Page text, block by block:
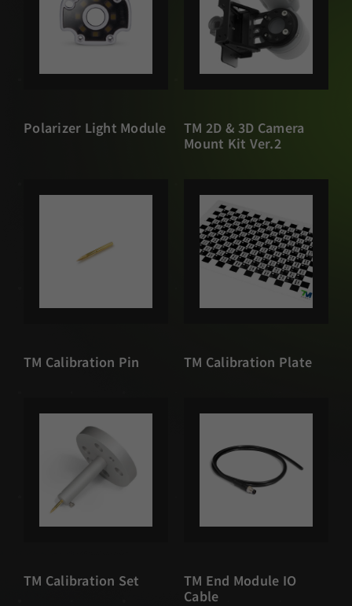
Polarizer Light Module
TM 2D & 3D Camera
Mount Kit Ver.2
TM Calibration Pin TM Calibration Plate
TM Calibration Set
TM End Module IO
Cable